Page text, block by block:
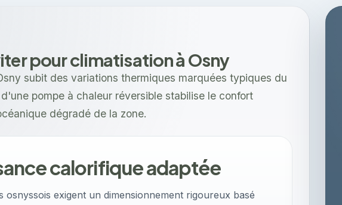
pour climatisation à Osny
subit des variations thermiques marquées typiques du
pompe à chaleur réversible stabilise le confort
dégradé de la zone.
calorifique adaptée
osnyssois exigent un dimensionnement rigoureux basé